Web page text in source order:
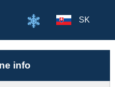
SK
Chopka v cene jedného
info